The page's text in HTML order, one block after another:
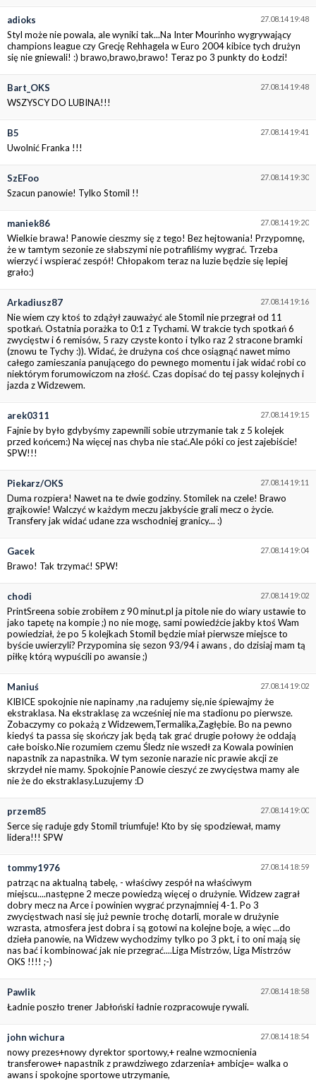
27.08.14 19:48
adioks
Styl może nie powala, ale wyniki tak...Na Inter Mourinho wygrywający
champions league czy Grecję Rehhagela w Euro 2004 kibice tych drużyn
się nie gniewali! :) brawo,brawo,brawo! Teraz po 3 punkty do Łodzi!
27.08.14 19:48
Bart_OKS
WSZYSCY DO LUBINA!!!
27.08.14 19:41
B5
Uwolnić Franka !!!
27.08.14 19:30
SzEFoo
Szacun panowie! Tylko Stomil !!
27.08.14 19:20
maniek86
Wielkie brawa! Panowie cieszmy się z tego! Bez hejtowania! Przypomnę,
że w tamtym sezonie ze słabszymi nie potrafiliśmy wygrać. Trzeba
wierzyć i wspierać zespół! Chłopakom teraz na luzie będzie się lepiej
grało:)
27.08.14 19:16
Arkadiusz87
Nie wiem czy ktoś to zdążył zauważyć ale Stomil nie przegrał od 11
spotkań. Ostatnia porażka to 0:1 z Tychami. W trakcie tych spotkań 6
zwycięstw i 6 remisów, 5 razy czyste konto i tylko raz 2 stracone bramki
(znowu te Tychy :)). Widać, że drużyna coś chce osiągnąć nawet mimo
całego zamieszania panującego do pewnego momentu i jak widać robi co
niektórym forumowiczom na złość. Czas dopisać do tej passy kolejnych i
jazda z Widzewem.
27.08.14 19:15
arek0311
Fajnie by było gdybyśmy zapewnili sobie utrzymanie tak z 5 kolejek
przed końcem:) Na więcej nas chyba nie stać.Ale póki co jest zajebiście!
SPW!!!
27.08.14 19:11
Piekarz/OKS
Duma rozpiera! Nawet na te dwie godziny. Stomilek na czele! Brawo
grajkowie! Walczyć w każdym meczu jakbyście grali mecz o życie.
Transfery jak widać udane zza wschodniej granicy... :)
27.08.14 19:04
Gacek
Brawo! Tak trzymać! SPW!
27.08.14 19:02
chodi
PrintSreena sobie zrobiłem z 90 minut.pl ja pitole nie do wiary ustawie to
jako tapetę na kompie ;) no nie mogę, sami powiedźcie jakby ktoś Wam
powiedział, że po 5 kolejkach Stomil będzie miał pierwsze miejsce to
byście uwierzyli? Przypomina się sezon 93/94 i awans , do dzisiaj mam tą
piłkę którą wypuścili po awansie ;)
27.08.14 19:02
Maniuś
KIBICE spokojnie nie napinamy ,na radujemy się,nie śpiewajmy że
ekstraklasa. Na ekstraklasę za wcześniej nie ma stadionu po pierwsze.
Zobaczymy co pokażą z Widzewem,Termalika,Zagłębie. Bo na pewno
kiedyś ta passa się skończy jak będą tak grać drugie połowy że oddają
całe boisko.Nie rozumiem czemu Śledz nie wszedł za Kowala powinien
napastnik za napastnika. W tym sezonie narazie nic prawie akcji ze
skrzydeł nie mamy. Spokojnie Panowie cieszyć ze zwycięstwa mamy ale
nie że do ekstraklasy.Luzujemy :D
27.08.14 19:00
przem85
Serce się raduje gdy Stomil triumfuje! Kto by się spodziewał, mamy
lidera!!! SPW
27.08.14 18:59
tommy1976
patrząc na aktualną tabelę, - właściwy zespół na właściwym
miejscu....następne 2 mecze powiedzą więcej o drużynie. Widzew zagrał
dobry mecz na Arce i powinien wygrać przynajmniej 4-1. Po 3
zwycięstwach nasi się już pewnie trochę dotarli, morale w drużynie
wzrasta, atmosfera jest dobra i są gotowi na kolejne boje, a więc ...do
dzieła panowie, na Widzew wychodzimy tylko po 3 pkt, i to oni mają się
nas bać i kombinować jak nie przegrać....Liga Mistrzów, Liga Mistrzów
OKS !!!! ;-)
27.08.14 18:58
Pawlik
Ładnie poszło trener Jabłoński ładnie rozpracowuje rywali.
27.08.14 18:54
john wichura
nowy prezes+nowy dyrektor sportowy,+ realne wzmocnienia
transferowe+ napastnik z prawdziwego zdarzenia+ ambicje= walka o
awans i spokojne sportowe utrzymanie,